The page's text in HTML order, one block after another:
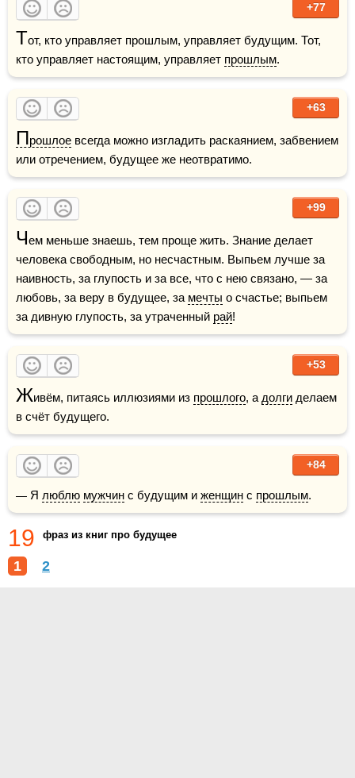
+77
Тот, кто управляет прошлым, управляет будущим. Тот,
кто управляет настоящим, управляет прошлым.
+63
Прошлое всегда можно изгладить раскаянием, забвением
или отречением, будущее же неотвратимо.
+99
Чем меньше знаешь, тем проще жить. Знание делает
человека свободным, но несчастным. Выпьем лучше за
наивность, за глупость и за все, что с нею связано, — за
любовь, за веру в будущее, за мечты о счастье; выпьем
за дивную глупость, за утраченный рай!
+53
Живём, питаясь иллюзиями из прошлого, а долги делаем
в счёт будущего.
+84
— Я люблю мужчин с будущим и женщин с прошлым.
19 фраз из книг про будущее
1 2